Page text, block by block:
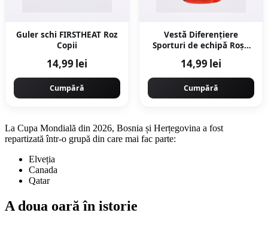
Guler schi FIRSTHEAT Roz
Copii
14,99 lei
Cumpără
Vestă Diferențiere
Sporturi de echipă Roșu
14,99 lei
Cumpără
La Cupa Mondială din 2026, Bosnia și Herțegovina a fost
repartizată într-o grupă din care mai fac parte:
Elveția
Canada
Qatar
A doua oară în istorie